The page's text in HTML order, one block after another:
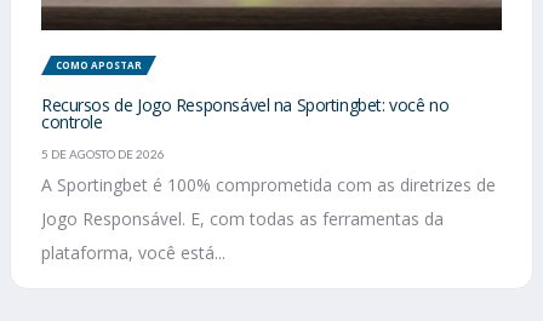
COMO APOSTAR
Recursos de Jogo Responsável na Sportingbet: você no
controle
5 DE AGOSTO DE 2026
A Sportingbet é 100% comprometida com as diretrizes de
Jogo Responsável. E, com todas as ferramentas da
plataforma, você está...